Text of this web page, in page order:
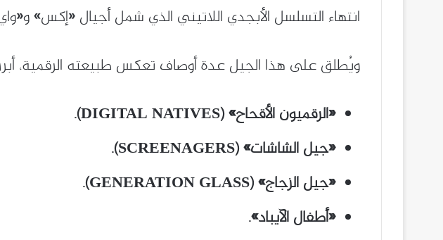
انتهاء التسلسل الأبجدي اللاتيني الذي شمل أجيال «إكس»
ويُطلق على هذا الجيل عدة أوصاف تعكس طبيعته الرقمية،
«الرقميون الأقحاح» (DIGITAL NATIVES).
«جيل الشاشات» (SCREENAGERS).
«جيل الزجاج» (GENERATION GLASS).
«أطفال الآيباد».